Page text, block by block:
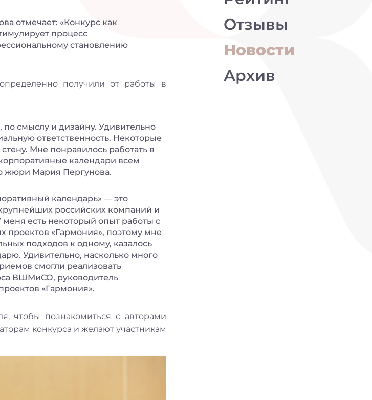
отмечает: «Конкурс как
процесс
становлению
получили от работы в
по смыслу и дизайну. Удивительно
ответственность. Некоторые
Мне понравилось работать в
календари всем
жюри Мария Пергунова.
календарь» — это
российских компаний и
есть некоторый опыт работы с
«Гармония», поэтому мне
подходов к одному, казалось
Удивительно, насколько много
смогли реализовать
ВШМиСО, руководитель
«Гармония».
чтобы познакомиться с авторами
конкурса и желают участникам
Отзывы
Новости
Архив